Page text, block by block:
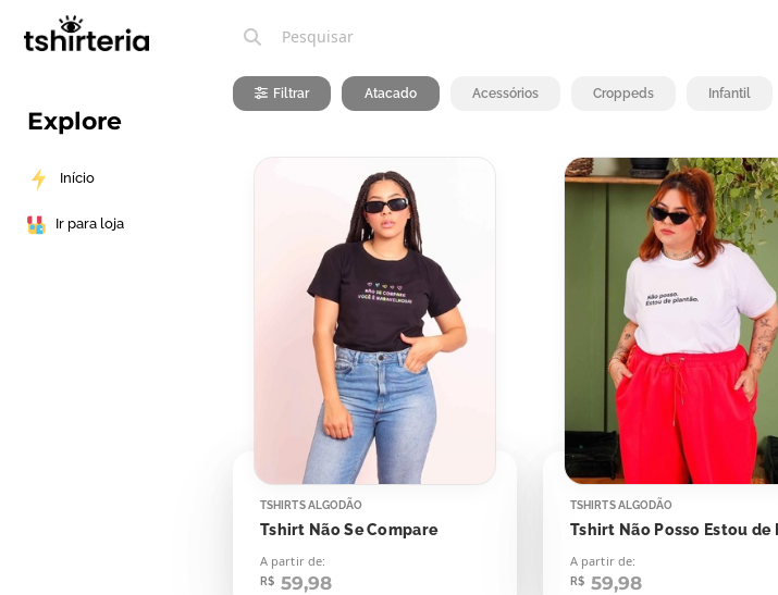
Explore
Início
Ir para loja
Filtrar Atacado Acessórios Croppeds Infantil
TSHIRTS ALGODÃO
Tshirt Não Se Compare
A partir de:
R$ 59,98
TSHIRTS ALGODÃO
A partir de:
R$ 59,98